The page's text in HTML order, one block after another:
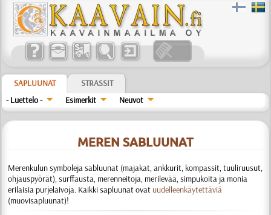
SAPLUUNAT
STRASSIT
- Luettelo -
Esimerkit Neuvot
MEREN SABLUUNAT
Merenkulun symboleja sabluunat (majakat, ankkurit, kompassit, tuuliruusut,
ohjauspyörät), surffausta, merenneitoja, merilevää, simpukoita ja monia
erilaisia purjelaivoja. Kaikki sapluunat ovat uudelleenkäytettäviä
(muovisapluunat)!